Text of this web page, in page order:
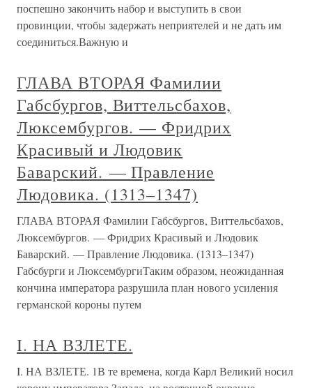
поспешно закончить набор и выступить в свои
провинции, чтобы задержать неприятелей и не дать им
соединиться.Важную и
ГЛАВА ВТОРАЯ Фамилии
Габсбургов, Виттельсбахов,
Люксембургов. — Фридрих
Красивый и Людовик
Баварский. — Правление
Людовика. (1313–1347)
ГЛАВА ВТОРАЯ Фамилии Габсбургов, Виттельсбахов,
Люксембургов. — Фридрих Красивый и Людовик
Баварский. — Правление Людовика. (1313–1347)
Габсбурги и ЛюксембургиТаким образом, неожиданная
кончина императора разрушила план нового усиления
германской короны путем
I. НА ВЗЛЕТЕ.
I. НА ВЗЛЕТЕ. 1В те времена, когда Карл Великий носил